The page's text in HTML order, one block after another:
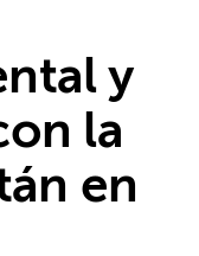
y
la
en